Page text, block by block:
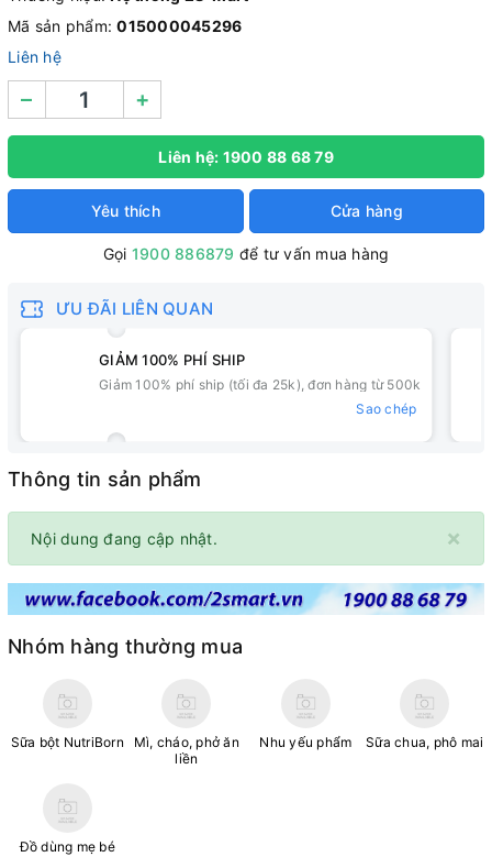
Mã sản phẩm:015000045296
Liên hệ
– +
Liên hệ: 1900 88 68 79
Yêu thích Cửa hàng
Gọi 1900 886879 để tư vấn mua hàng
ƯU ĐÃI LIÊN QUAN
GIẢM 100% PHÍ SHIP
Giảm 100% phí ship (tối đa 25k), đơn hàng từ 500k
Sao chép
Thông tin sản phẩm
×
Nội dung đang cập nhật.
Nhóm hàng thường mua
Sữa bột NutriBorn
Mì, cháo, phở ăn
liền
Nhu yếu phẩm Sữa chua, phô mai
Đồ dùng mẹ bé